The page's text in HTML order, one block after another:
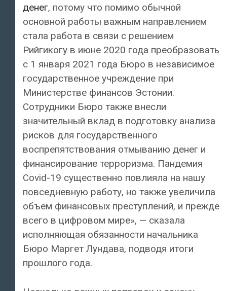
денег, потому что помимо обычной
основной работы важным направлением
стала работа в связи с решением
Рийгикогу в июне 2020 года преобразовать
с 1 января 2021 года Бюро в независимое
государственное учреждение при
Министерстве финансов Эстонии.
Сотрудники Бюро также внесли
значительный вклад в подготовку анализа
рисков для государственного
воспрепятствования отмыванию денег и
финансирование терроризма. Пандемия
Covid-19 существенно повлияла на нашу
повседневную работу, но также увеличила
объем финансовых преступлений, и прежде
всего в цифровом мире», — сказала
исполняющая обязанности начальника
Бюро Маргет Лундава, подводя итоги
прошлого года.